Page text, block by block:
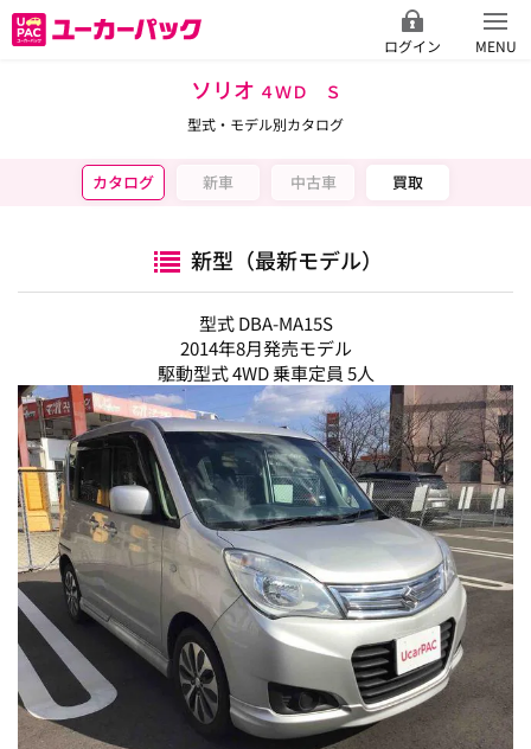
ログイン MENU
ソリオ ４ＷＤ Ｓ
型式・モデル別カタログ
カタログ 新車 中古車 買取
新型（最新モデル）
型式 DBA-MA15S
2014年8月発売モデル
駆動型式 4WD 乗車定員 5人